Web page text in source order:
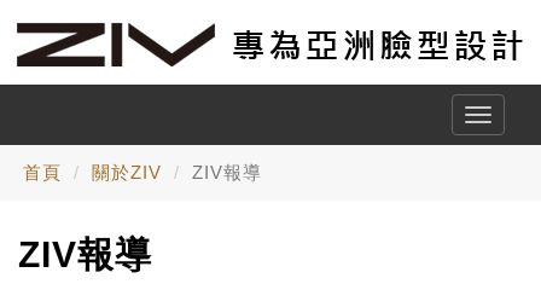
Toggle
首頁 關於ZIV ZIV報導
ZIV報導